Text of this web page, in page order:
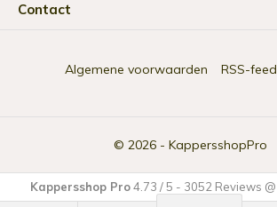
Contact
© 2026 - KappersshopPro
Algemene voorwaarden RSS-feed
Kappersshop Pro4.73 /5 - 3052 Reviews @